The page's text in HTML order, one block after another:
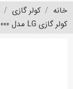
خانه
کولر گازی
کولر گازی LG مدل Next Fighting 9000